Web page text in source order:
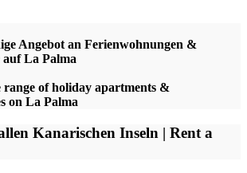
Angebot an Ferienwohnungen &
La Palma
range of holiday apartments &
on La Palma
Kanarischen Inseln | Rent a